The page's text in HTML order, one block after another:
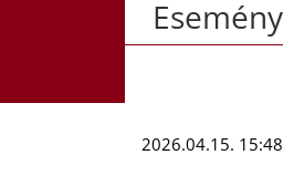
2026.04.15. 15:48